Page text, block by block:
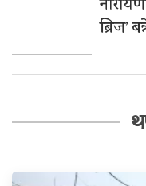
ब्रिज’